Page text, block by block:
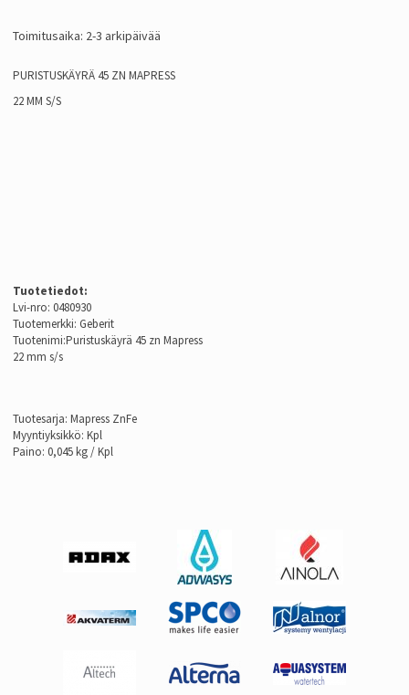
Toimitusaika: 2-3 arkipäivää
PURISTUSKÄYRÄ 45 ZN MAPRESS
22 MM S/S
Tuotetiedot:
Lvi-nro: 0480930
Tuotemerkki: Geberit
Tuotenimi:Puristuskäyrä 45 zn Mapress
22 mm s/s
Tuotesarja: Mapress ZnFe
Myyntiyksikkö: Kpl
Paino: 0,045 kg / Kpl